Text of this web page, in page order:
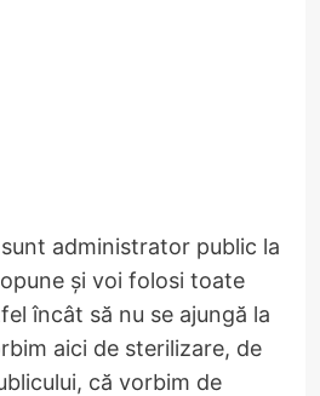
administrator public la
și voi folosi toate
încât să nu se ajungă la
aici de sterilizare, de
că vorbim de